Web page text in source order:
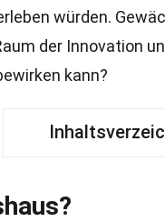
würden.
der Innovation
kann?